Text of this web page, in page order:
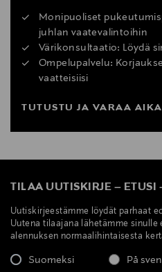
Monipuoliset
juhlan vaatevalintoihin
Värikonsultaatio: Löydä
Ompelupalvelu:
vaatteisiisi
TUTUSTU JA VARAA AIKA
TILAA UUTISKIRJE – ETUSI
Uutiskirjeestämme löydät parhaat
Uutena tilaajana lähetämme sinulle
alennuksen normaalihintaisesta
Suomeksi På